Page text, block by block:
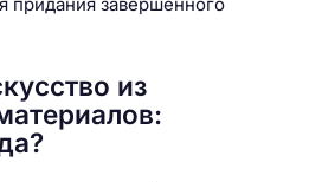
из